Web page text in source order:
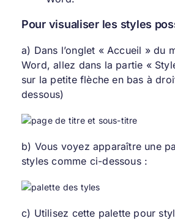
Pour visualiser les styles
a) Dans l’onglet « Accueil » du
Word, allez dans la partie «
sur la petite flèche en bas à
dessous)
b) Vous voyez apparaître une
styles comme ci-dessous :
c) Utilisez cette palette pour